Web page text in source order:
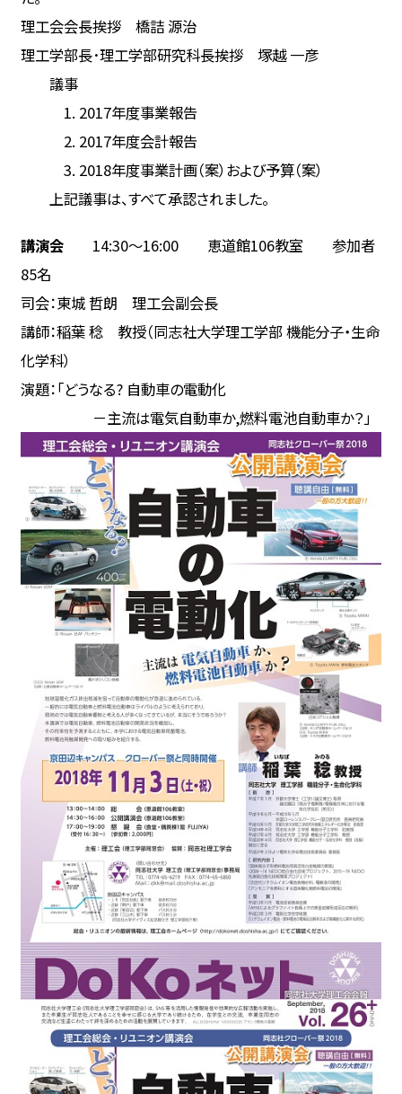
理工会会長挨拶 橋詰 源治
理工学部長･理工学部研究科長挨拶 塚越 一彦
議事
1. 2017年度事業報告
2. 2017年度会計報告
3. 2018年度事業計画（案）および予算（案）
上記議事は、すべて承認されました。
講演会 14:30～16:00 恵道館106教室 参加者
85名
司会：東城 哲朗 理工会副会長
講師：稲葉 稔 教授（同志社大学理工学部 機能分子・生命
化学科）
演題：「どうなる? 自動車の電動化
－主流は電気自動車か,燃料電池自動車か？」